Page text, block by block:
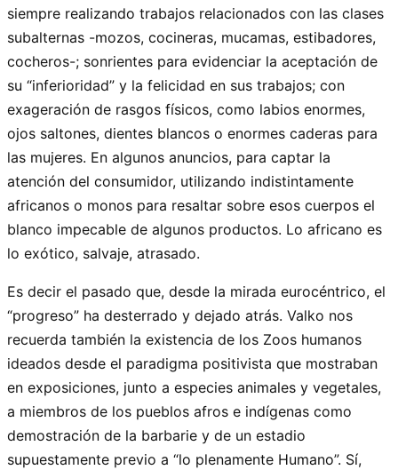
siempre realizando trabajos relacionados con las clases
subalternas -mozos, cocineras, mucamas, estibadores,
cocheros-; sonrientes para evidenciar la aceptación de
su “inferioridad” y la felicidad en sus trabajos; con
exageración de rasgos físicos, como labios enormes,
ojos saltones, dientes blancos o enormes caderas para
las mujeres. En algunos anuncios, para captar la
atención del consumidor, utilizando indistintamente
africanos o monos para resaltar sobre esos cuerpos el
blanco impecable de algunos productos. Lo africano es
lo exótico, salvaje, atrasado.
Es decir el pasado que, desde la mirada eurocéntrico, el
“progreso” ha desterrado y dejado atrás. Valko nos
recuerda también la existencia de los Zoos humanos
ideados desde el paradigma positivista que mostraban
en exposiciones, junto a especies animales y vegetales,
a miembros de los pueblos afros e indígenas como
demostración de la barbarie y de un estadio
supuestamente previo a “lo plenamente Humano”. Sí,